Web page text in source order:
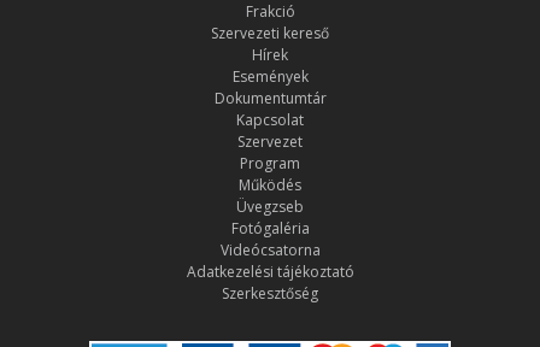
Frakció
Szervezeti kereső
Hírek
Események
Dokumentumtár
Kapcsolat
Szervezet
Program
Működés
Üvegzseb
Fotógaléria
Videócsatorna
Adatkezelési tájékoztató
Szerkesztőség